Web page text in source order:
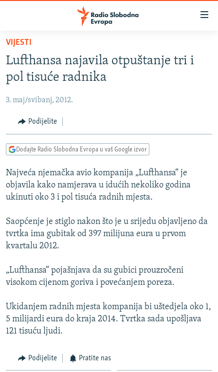
Pređite
glavni
sadržaj
Pređite
na
navigaciju
Pređite
na
VIJESTI
BOSNA I HERCEGOVINA
SRBIJA
KOSOVO
CRNA GORA
VIDEO
FOTOGALERIJE
INFOGRAFIKE
PODCASTI
RAT U UKRAJINI
KINA NA BALKANU
ISPRIČAJ MI
DNEVNO@RSE
VIŠE OD NASLOVA
POPLAVE I KLIZIŠTA U BIH 2024.
TV LIBERTY
Sve RFE/RL stranice
VIJESTI
Lufthansa najavila otpuštanje tri i
pol tisuće radnika
3. maj/svibanj, 2012.
Podijelite
Dodajte Radio Slobodna Evropa u vaš Google izvor
Najveća njemačka avio kompanija „Lufthansa“ je
objavila kako namjerava u idućih nekoliko godina
ukinuti oko 3 i pol tisuća radnih mjesta.
Saopćenje je stiglo nakon što je u srijedu objavljeno da
tvrtka ima gubitak od 397 milijuna eura u prvom
kvartalu 2012.
„Lufthansa“ pojašnjava da su gubici prouzročeni
visokom cijenom goriva i povećanjem poreza.
Ukidanjem radnih mjesta kompanija bi uštedjela oko 1,
5 milijardi eura do kraja 2014. Tvrtka sada upošljava
121 tisuću ljudi.
Podijelite Pratite nas